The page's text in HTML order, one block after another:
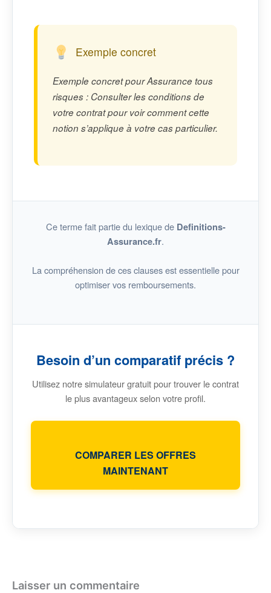
Exemple concret
Exemple concret pour Assurance tous
risques : Consulter les conditions de
votre contrat pour voir comment cette
notion s’applique à votre cas particulier.
Ce terme fait partie du lexique de Definitions-
Assurance.fr.
La compréhension de ces clauses est essentielle pour
optimiser vos remboursements.
Besoin d’un comparatif précis ?
Utilisez notre simulateur gratuit pour trouver le contrat
le plus avantageux selon votre profil.
COMPARER LES OFFRES
MAINTENANT
Laisser un commentaire